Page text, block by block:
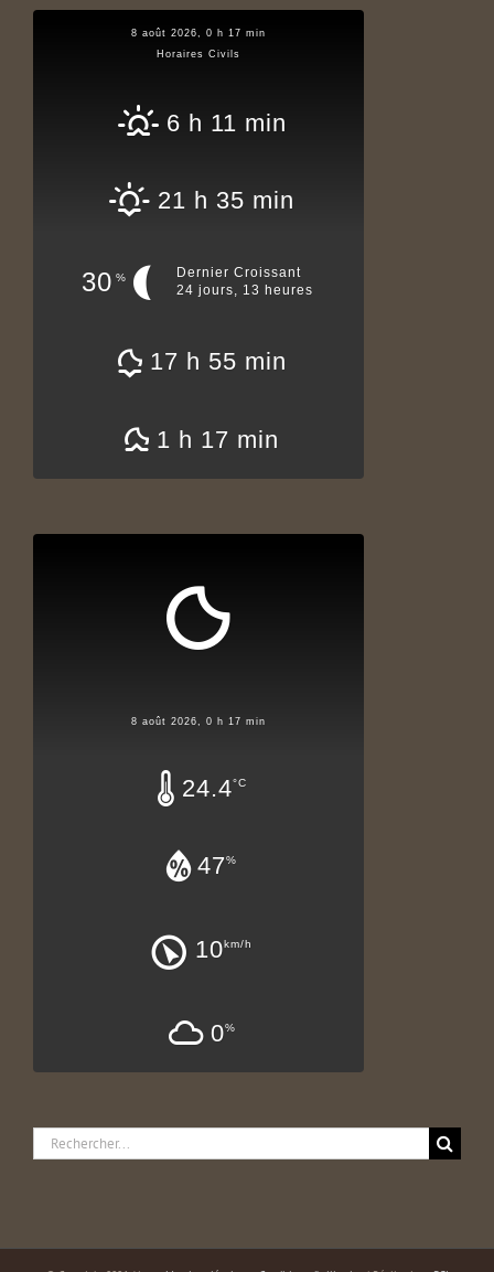
8 août 2026, 0 h 17 min
Horaires Civils
6 h 11 min
21 h 35 min
30 %
Dernier Croissant
24 jours, 13 heures
17 h 55 min
1 h 17 min
8 août 2026, 0 h 17 min
24.4°C
47%
10km/h
0%
Rechercher: